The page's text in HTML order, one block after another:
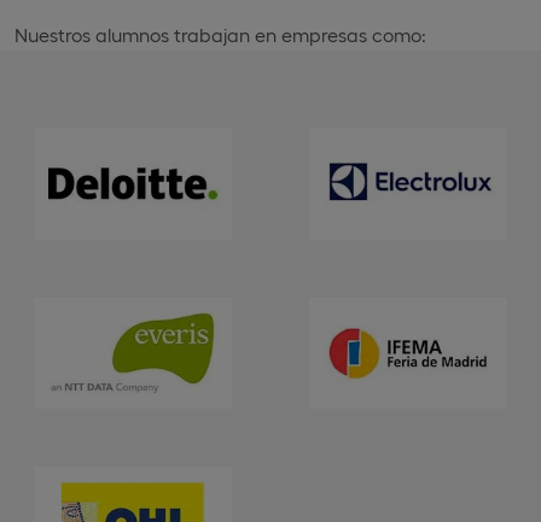
Nuestros alumnos trabajan en empresas como: